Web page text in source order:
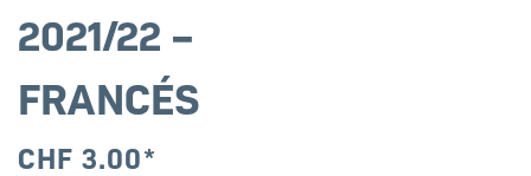
2021/22 –
FRANCÉS
CHF 3.00*